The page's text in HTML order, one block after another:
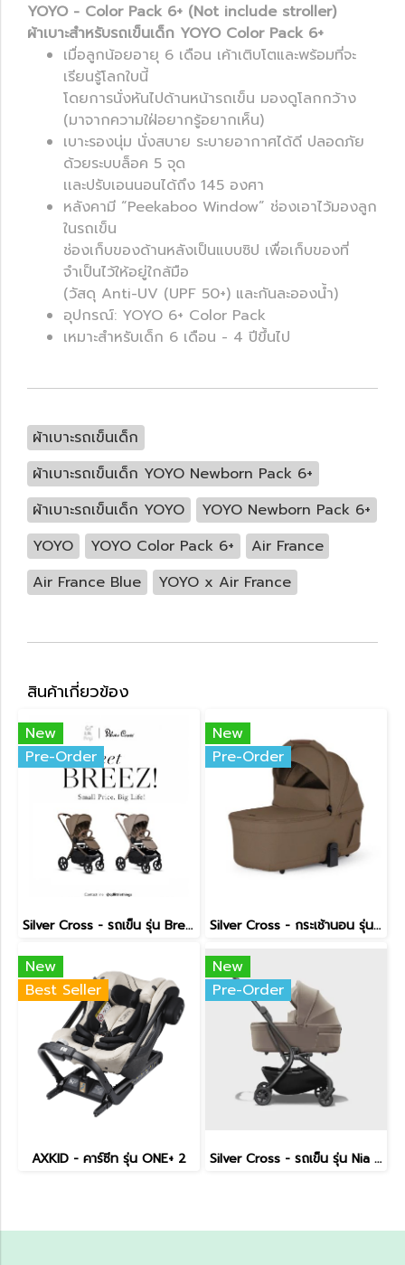
YOYO - Color Pack 6+ (Not include stroller)
ผ้าเบาะสำหรับรถเข็นเด็ก YOYO Color Pack 6+
เมื่อลูกน้อยอายุ 6 เดือน เค้าเติบโตและพร้อมที่จะ
เรียนรู้โลกใบนี้
โดยการนั่งหันไปด้านหน้ารถเข็น มองดูโลกกว้าง
(มาจากความใฝ่อยากรู้อยากเห็น)
เบาะรองนุ่ม นั่งสบาย ระบายอากาศได้ดี ปลอดภัย
ด้วยระบบล็อค 5 จุด
เเละปรับเอนนอนได้ถึง 145 องศา
หลังคามี “Peekaboo Window” ช่องเอาไว้มองลูก
ในรถเข็น
ช่องเก็บของด้านหลังเป็นแบบซิป เพื่อเก็บของที่
จำเป็นไว้ให้อยู่ใกล้มือ
(วัสดุ Anti-UV (UPF 50+) และกันละอองน้ำ)
อุปกรณ์: YOYO 6+ Color Pack
เหมาะสำหรับเด็ก 6 เดือน - 4 ปีขึ้นไป
ผ้าเบาะรถเข็นเด็ก
ผ้าเบาะรถเข็นเด็ก YOYO Newborn Pack 6+
ผ้าเบาะรถเข็นเด็ก YOYO
YOYO Newborn Pack 6+
YOYO
YOYO Color Pack 6+
Air France
Air France Blue
YOYO x Air France
สินค้าเกี่ยวข้อง
New
Pre-Order
Silver Cross - รถเข็น รุ่น Breez Pushchair
New
Pre-Order
Silver Cross - กระเช้านอน รุ่น Breez Carrycot
New
Best Seller
AXKID - คาร์ซีท รุ่น ONE+ 2
New
Pre-Order
Silver Cross - รถเข็น รุ่น Nia - Onyx Compact Travel Stroller with Carrycot